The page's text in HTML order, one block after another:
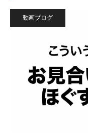
動画ブログ